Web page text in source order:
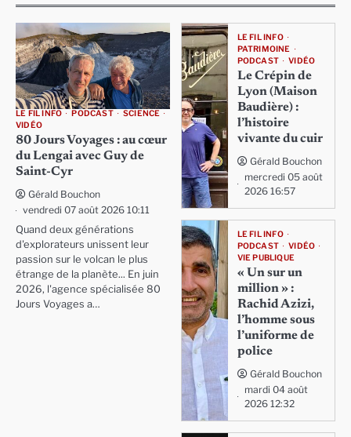
LE FIL INFO PODCAST
SCIENCE
VIDÉO
80 Jours Voyages : au cœur
du Lengai avec Guy de
Saint-Cyr
Gérald Bouchon
vendredi 07 août 2026 10:11
Quand deux générations
d'explorateurs unissent leur
passion sur le volcan le plus
étrange de la planète... En juin
2026, l'agence spécialisée 80
Jours Voyages a…
LE FIL INFO
PATRIMOINE
PODCAST
VIDÉO
Le Crépin de
Lyon (Maison
Baudière) :
l’histoire
vivante du cuir
Gérald Bouchon
mercredi 05 août
2026 16:57
LE FIL INFO
PODCAST
VIDÉO
VIE PUBLIQUE
« Un sur un
million » :
Rachid Azizi,
l’homme sous
l’uniforme de
police
Gérald Bouchon
mardi 04 août
2026 12:32